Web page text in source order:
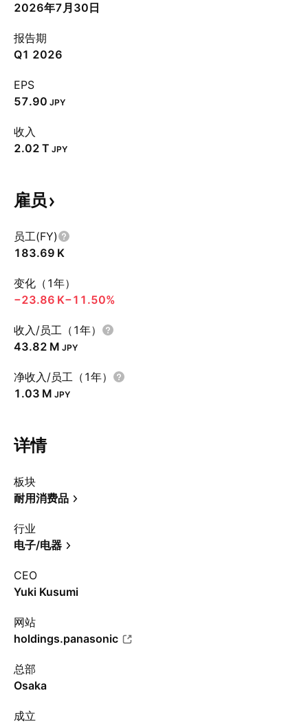
2026年7月30日
报告期
Q1 2026
EPS
57.90 JPY
收入
‪2.02 T‬ JPY
雇员
员工(FY)
‪183.69 K‬
变化（1年）
‪−23.86 K‬−11.50%
收入/员工（1年）
‪43.82 M‬ JPY
净收入/员工（1年）
‪1.03 M‬ JPY
详情
板块
耐用消费品
行业
电子/电器
CEO
Yuki Kusumi
网站
holdings.panasonic
总部
Osaka
成立